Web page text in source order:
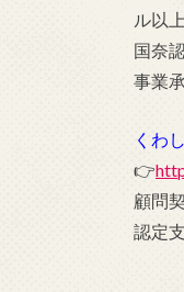
ル以
国奈
事業
くわ
👉
顧問
認定